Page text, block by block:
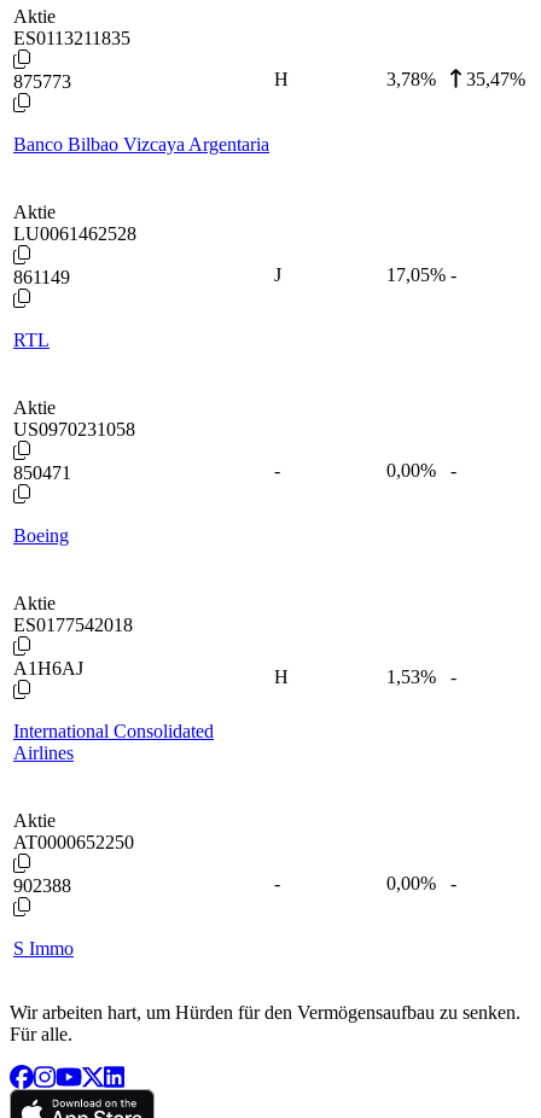
Aktie
ES0113211835
875773
Banco Bilbao Vizcaya Argentaria
H 3,78% 35,47%
Aktie
LU0061462528
861149
RTL
J 17,05% -
Aktie
US0970231058
850471
Boeing
- 0,00% -
Aktie
ES0177542018
A1H6AJ
International Consolidated
Airlines
H 1,53% -
Aktie
AT0000652250
902388
S Immo
- 0,00% -
Wir arbeiten hart, um Hürden für den Vermögensaufbau zu senken.
Für alle.